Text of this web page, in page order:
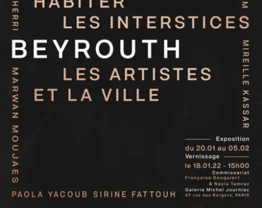
SERVICES
CRÉER SON CATALOGUE RAISONNÉ
ABONNEMENTS DÉDIÉS AUX GALERISTES
CRÉER SON SITE ARTISTE
DEVENIR CONTRIBUTEUR
À PROPOS